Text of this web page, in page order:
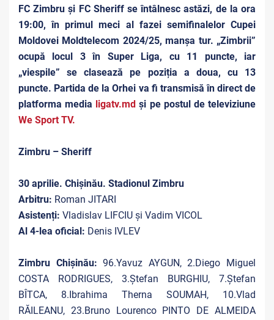
FC Zimbru și FC Sheriff se întâlnesc astăzi, de la ora
19:00, în primul meci al fazei semifinalelor Cupei
Moldovei Moldtelecom 2024/25, manșa tur. „Zimbrii”
ocupă locul 3 în Super Liga, cu 11 puncte, iar
„viespile” se clasează pe poziția a doua, cu 13
puncte. Partida de la Orhei va fi transmisă în direct de
platforma media ligatv.mdși pe postul de televiziune
We Sport TV.
Zimbru – Sheriff
30 aprilie. Chișinău. Stadionul Zimbru
Arbitru: Roman JITARI
Asistenți: Vladislav LIFCIU și Vadim VICOL
Al 4-lea oficial: Denis IVLEV
Zimbru Chișinău: 96.Yavuz AYGUN, 2.Diego Miguel
COSTA RODRIGUES, 3.Ștefan BURGHIU, 7.Ștefan
BÎTCA, 8.Ibrahima Therna SOUMAH, 10.Vlad
RĂILEANU, 23.Bruno Lourenco PINTO DE ALMEIDA